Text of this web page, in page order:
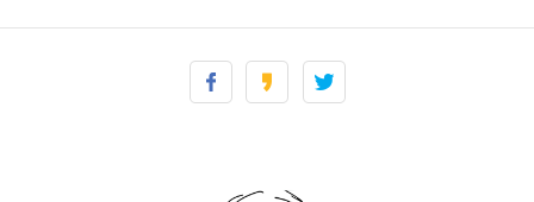
블로그 스킨 개편 (TIRIUM SKIN) & 커스터마이징 (19)
2015-1 개강을 하루 앞둔 날의 끄적끄적
(2)